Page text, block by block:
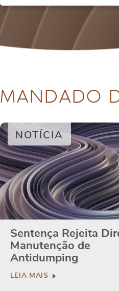
MANDADO
NOTÍCIA
Sentença Rejeita
Manutenção de
Antidumping
LEIA MAIS